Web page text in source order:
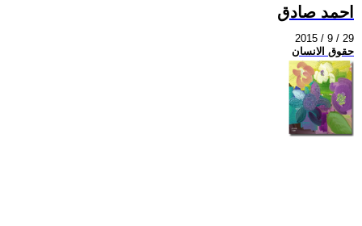
احمد صادق
2015 / 9 / 29
حقوق الانسان